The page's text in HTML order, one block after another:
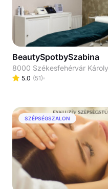
BeautySpotbySzabina
8000 Székesfehérvár
5.0 (51)
SZÉPSÉGSZALON